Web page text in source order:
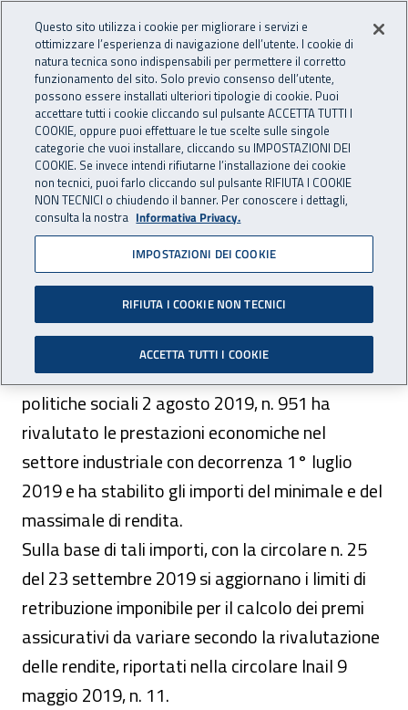
INAIL - Istituto Nazionale
Apri cerca
Navigazione principale
Navigazione - Ti trovi in:
Home Inail comunica Avvisi
Calcolo dei premi
assicurativi per l’anno 2019
Aggiornati i limiti minimi di retribuzione
imponibile per il calcolo dei premi assicurativi.
Il decreto del Ministro del lavoro e delle
politiche sociali 2 agosto 2019, n. 951 ha
rivalutato le prestazioni economiche nel
settore industriale con decorrenza 1° luglio
2019 e ha stabilito gli importi del minimale e del
massimale di rendita.
Sulla base di tali importi, con la circolare n. 25
del 23 settembre 2019 si aggiornano i limiti di
retribuzione imponibile per il calcolo dei premi
assicurativi da variare secondo la rivalutazione
delle rendite, riportati nella circolare Inail 9
maggio 2019, n. 11.
Questo sito utilizza i cookie per migliorare i servizi e
ottimizzare l’esperienza di navigazione dell’utente. I cookie di
natura tecnica sono indispensabili per permettere il corretto
funzionamento del sito. Solo previo consenso dell’utente,
possono essere installati ulteriori tipologie di cookie. Puoi
accettare tutti i cookie cliccando sul pulsante ACCETTA TUTTI I
COOKIE, oppure puoi effettuare le tue scelte sulle singole
categorie che vuoi installare, cliccando su IMPOSTAZIONI DEI
COOKIE. Se invece intendi rifiutarne l’installazione dei cookie
non tecnici, puoi farlo cliccando sul pulsante RIFIUTA I COOKIE
NON TECNICI o chiudendo il banner. Per conoscere i dettagli,
consulta la nostra Informativa Privacy.
IMPOSTAZIONI DEI COOKIE
RIFIUTA I COOKIE NON TECNICI
ACCETTA TUTTI I COOKIE